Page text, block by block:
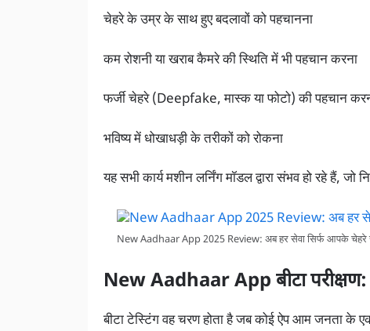
चेहरे के उम्र के साथ हुए बदलावों को पहचानना
कम रोशनी या खराब कैमरे की स्थिति में भी पहचान करना
फर्जी चेहरे (Deepfake, मास्क या फोटो) की पहचान
भविष्य में धोखाधड़ी के तरीकों को रोकना
यह सभी कार्य मशीन लर्निंग मॉडल द्वारा संभव हो रहे हैं,
New Aadhaar App 2025 Review: अब हर सेवा सिर्फ आपके चेहरे
New Aadhaar App बीटा परीक्षण:
बीटा टेस्टिंग वह चरण होता है जब कोई ऐप आम जनता के